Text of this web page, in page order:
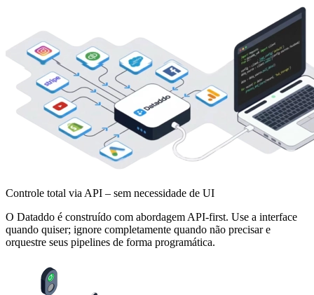
Controle total via API – sem necessidade de UI
O Dataddo é construído com abordagem API-first. Use a interface
quando quiser; ignore completamente quando não precisar e
orquestre seus pipelines de forma programática.